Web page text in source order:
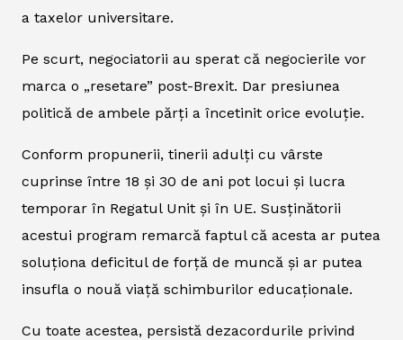
a taxelor universitare.
Pe scurt, negociatorii au sperat că negocierile vor
marca o „resetare” post-Brexit. Dar presiunea
politică de ambele părți a încetinit orice evoluție.
Conform propunerii, tinerii adulți cu vârste
cuprinse între 18 și 30 de ani pot locui și lucra
temporar în Regatul Unit și în UE. Susținătorii
acestui program remarcă faptul că acesta ar putea
soluționa deficitul de forță de muncă și ar putea
insufla o nouă viață schimburilor educaționale.
Cu toate acestea, persistă dezacordurile privind